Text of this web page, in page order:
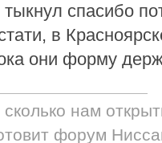
спасибо
в
они форму
нам
форум